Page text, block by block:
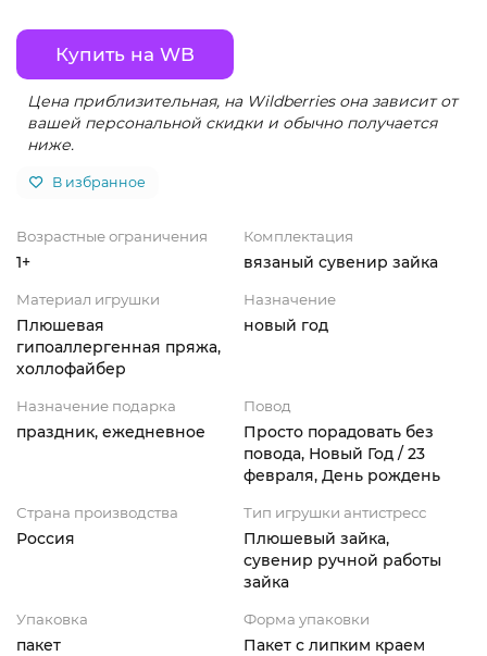
Купить на WB
Цена приблизительная, на Wildberries она зависит от
вашей персональной скидки и обычно получается
ниже.
В избранное
Возрастные ограничения
1+
Комплектация
вязаный сувенир зайка
Материал игрушки
Плюшевая
гипоаллергенная пряжа,
холлофайбер
Назначение
новый год
Назначение подарка
праздник, ежедневное
Повод
Просто порадовать без
повода, Новый Год / 23
февраля, День рождень
Страна производства
Россия
Тип игрушки антистресс
Плюшевый зайка,
сувенир ручной работы
зайка
Упаковка
пакет
Форма упаковки
Пакет с липким краем